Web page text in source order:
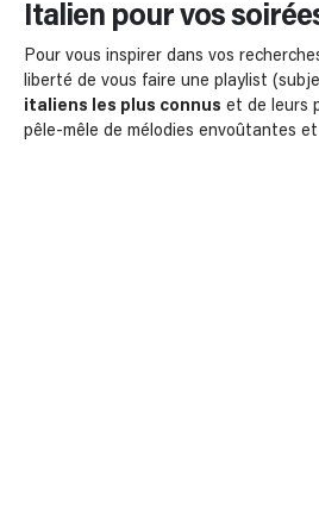
Italien pour vos
Pour vous inspirer dans vos
liberté de vous faire une playlist
italiens les plus connus et de leurs
pêle-mêle de mélodies envoûtantes